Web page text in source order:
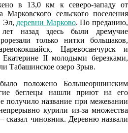
в 13,0 км к северо-западу от
Марковского сельского поселения
Эл,деревни Марково. По преданию,
лет назад здесь были дремучие
только нитки большаков,
Царевосанчурск и
II молодыми березками,
Табашинское озеро Зрыв.
положено Большеоршинским
беглецы нашли приют на его
получило название при межевании
курили из-за множества
сказал чиновник. Деревню назвали